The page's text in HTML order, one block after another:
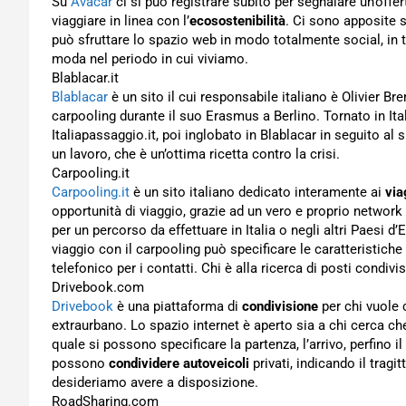
viaggiare in linea con l’ecosostenibilità. Ci sono apposite
può sfruttare lo spazio web in modo totalmente social,
moda nel periodo in cui viviamo.
Blablacar.it
Blablacar è un sito il cui responsabile italiano è Olivier
carpooling durante il suo Erasmus a Berlino. Tornato in
Italiapassaggio.it, poi inglobato in Blablacar in seguito al
un lavoro, che è un’ottima ricetta contro la crisi.
Carpooling.it
Carpooling.it è un sito italiano dedicato interamente ai
opportunità di viaggio, grazie ad un vero e proprio
per un percorso da effettuare in Italia o negli altri Paesi
viaggio con il carpooling può specificare le
telefonico per i contatti. Chi è alla ricerca di posti
Drivebook.com
Drivebook è una piattaforma di condivisione per chi vuole
extraurbano. Lo spazio internet è aperto sia a chi cerca
quale si possono specificare la partenza, l’arrivo,
possono condividere autoveicoli privati, indicando il
desideriamo avere a disposizione.
RoadSharing.com